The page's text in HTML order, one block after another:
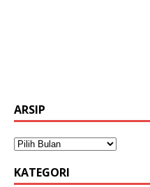
ARSIP
KATEGORI